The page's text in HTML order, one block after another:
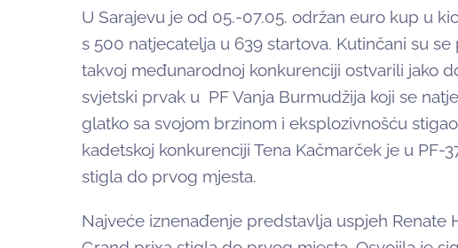
U Sarajevu je od 05.-07.05. održan euro kup u
s 500 natjecatelja u 639 startova. Kutinčani su
takvoj međunarodnoj konkurenciji ostvarili jako
svjetski prvak u PF Vanja Burmudžija koji se
glatko sa svojom brzinom i eksplozivnošću
kadetskoj konkurenciji Tena Kačmarček je u
stigla do prvog mjesta.
Najveće iznenađenje predstavlja uspjeh Renate